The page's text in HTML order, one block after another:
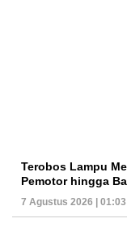
Terobos Lampu
Pemotor hingga
7 Agustus 2026 | 01:03